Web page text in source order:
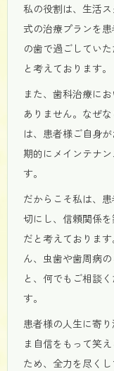
私の役割は、生活
式の治療プランを
の歯で過ごしてい
と考えております。
また、歯科治療に
ありません。なぜ
は、患者様ご自身
期的にメインテナ
す。
だからこそ私は、
切にし、信頼関係
だと考えておりま
ん、虫歯や歯周病
と、何でもご相談
す。
患者様の人生に寄
ま自信をもって笑
ため、全力を尽くし